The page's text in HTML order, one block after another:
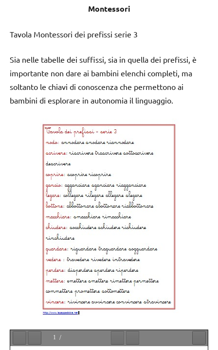
Montessori
Tavola Montessori dei prefissi serie 3
Sia nelle tabelle dei suffissi, sia in quella dei prefissi, è
importante non dare ai bambini elenchi completi, ma
soltanto le chiavi di conoscenza che permettono ai
bambini di esplorare in autonomia il linguaggio.